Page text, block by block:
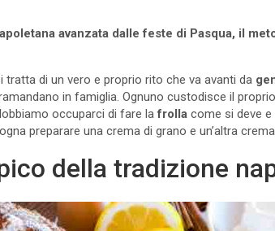
avanzata dalle feste di Pasqua, il
tratta di un vero e proprio rito che va avanti da
in famiglia. Ognuno custodisce il
occuparci di fare lafrolla come si deve
preparare una crema di grano e un’altra
della tradizione